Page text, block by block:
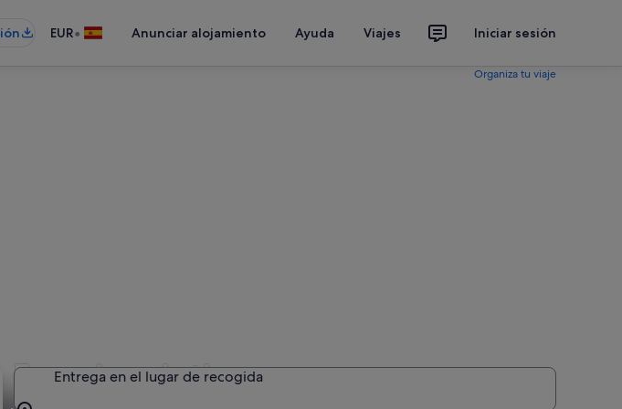
EUR• Anunciar alojamiento Ayuda Viajes Iniciar sesión
Organiza tu viaje
Francisco Intl.
Entrega en el lugar de recogida